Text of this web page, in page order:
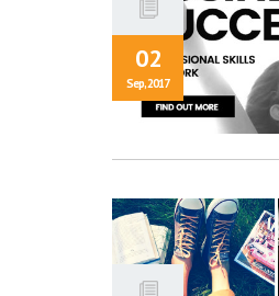
02
Sep, 2017